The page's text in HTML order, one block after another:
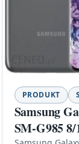
PRODUKT
Samsung
SM-G985